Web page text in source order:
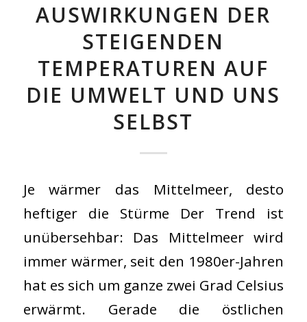
AUSWIRKUNGEN DER
STEIGENDEN
TEMPERATUREN AUF
DIE UMWELT UND UNS
SELBST
Je wärmer das Mittelmeer, desto
heftiger die Stürme Der Trend ist
unübersehbar: Das Mittelmeer wird
immer wärmer, seit den 1980er-Jahren
hat es sich um ganze zwei Grad Celsius
erwärmt. Gerade die östlichen